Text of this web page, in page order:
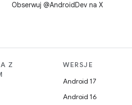
Obserwuj @AndroidDev na X
Z
WERSJE
Android 17
Android 16